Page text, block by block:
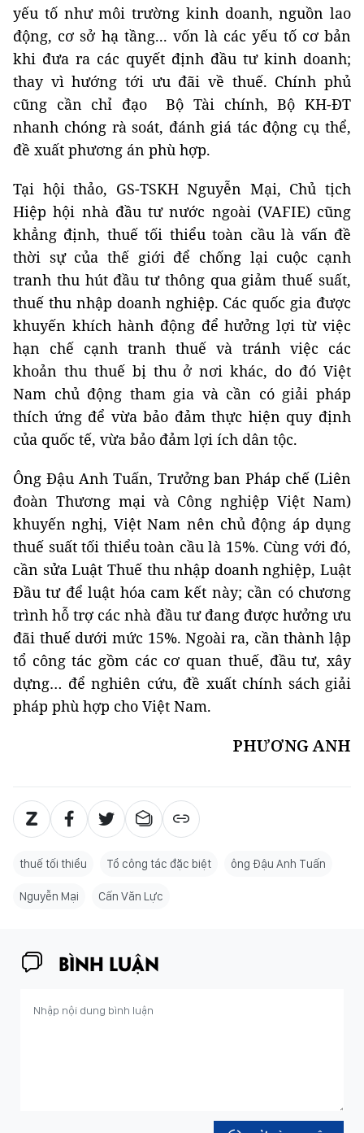
yếu tố như môi trường kinh doanh, nguồn lao
động, cơ sở hạ tầng... vốn là các yếu tố cơ bản
khi đưa ra các quyết định đầu tư kinh doanh;
thay vì hướng tới ưu đãi về thuế. Chính phủ
cũng cần chỉ đạo
Bộ Tài chính, Bộ KH-ĐT
nhanh chóng rà soát, đánh giá tác động cụ thể,
đề xuất phương án phù hợp.
Tại hội thảo, GS-TSKH Nguyễn Mại, Chủ tịch
Hiệp hội nhà đầu tư nước ngoài (VAFIE) cũng
khẳng định, thuế tối thiểu toàn cầu là vấn đề
thời sự của thế giới để chống lại cuộc cạnh
tranh thu hút đầu tư thông qua giảm thuế suất,
thuế thu nhập doanh nghiệp. Các quốc gia được
khuyến khích hành động để hưởng lợi từ việc
hạn chế cạnh tranh thuế và tránh việc các
khoản thu thuế bị thu ở nơi khác, do đó Việt
Nam chủ động tham gia và cần có giải pháp
thích ứng để vừa bảo đảm thực hiện quy định
của quốc tế, vừa bảo đảm lợi ích dân tộc.
Ông Đậu Anh Tuấn, Trưởng ban Pháp chế (Liên
đoàn Thương mại và Công nghiệp Việt Nam)
khuyến nghị, Việt Nam nên chủ động áp dụng
thuế suất tối thiểu toàn cầu là 15%. Cùng với đó,
cần sửa Luật Thuế thu nhập doanh nghiệp, Luật
Đầu tư để luật hóa cam kết này; cần có chương
trình hỗ trợ các nhà đầu tư đang được hưởng ưu
đãi thuế dưới mức 15%. Ngoài ra, cần thành lập
tổ công tác gồm các cơ quan thuế, đầu tư, xây
dựng… để nghiên cứu, đề xuất chính sách giải
pháp phù hợp cho Việt Nam.
PHƯƠNG ANH
thuế tối thiểu Tổ công tác đặc biệt ông Đậu Anh Tuấn
Nguyễn Mại Cấn Văn Lực
BÌNH LUẬN